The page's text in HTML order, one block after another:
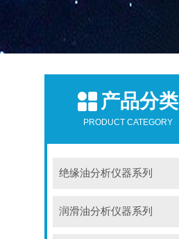
产品分类
PRODUCT CATEGORY
绝缘油分析仪器系列
润滑油分析仪器系列